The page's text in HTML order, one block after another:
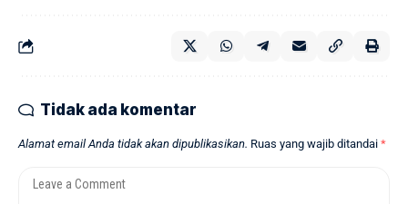
Tidak ada komentar
Alamat email Anda tidak akan dipublikasikan. Ruas yang wajib ditandai *